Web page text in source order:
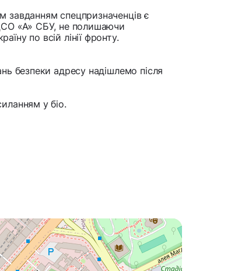
завданням спецпризначенців є
«А» СБУ, не полишаючи
по всій лінії фронту.
безпеки адресу надішлемо після
у біо.